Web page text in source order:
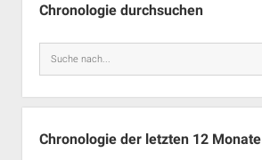
Chronologie durchsuchen
Chronologie der letzten 12 Monate